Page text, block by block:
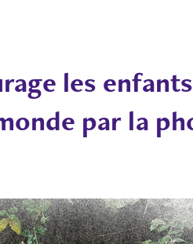
age les
par la